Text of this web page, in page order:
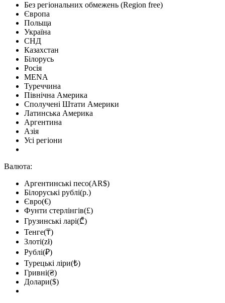
Без регіональних обмежень (Region free)
Європа
Польща
Україна
СНД
Казахстан
Білорусь
Росія
MENA
Туреччина
Північна Америка
Сполучені Штати Америки
Латинська Америка
Аргентина
Азія
Усі регіони
Валюта:
Аргентинські песо(AR$)
Білоруські рублі(р.)
Євро(€)
Фунти стерлінгів(£)
Грузинські ларі(₾)
Тенге(₸)
Злоті(zł)
Рублі(₽)
Турецькі ліри(₺)
Гривні(₴)
Долари($)